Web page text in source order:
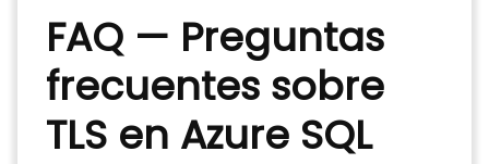
FAQ — Preguntas
frecuentes sobre
TLS en Azure SQL